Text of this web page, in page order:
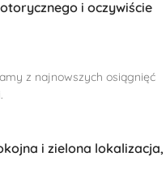
i oczywiście
z najnowszych osiągnięć
i zielona lokalizacja,